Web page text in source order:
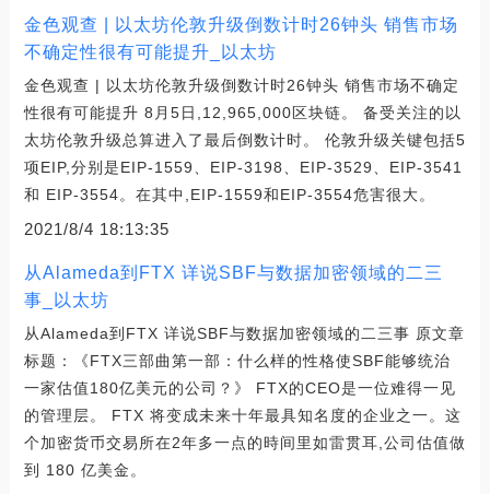
金色观查 | 以太坊伦敦升级倒数计时26钟头 销售市场
不确定性很有可能提升_以太坊
金色观查 | 以太坊伦敦升级倒数计时26钟头 销售市场不确定
性很有可能提升 8月5日,12,965,000区块链。 备受关注的以
太坊伦敦升级总算进入了最后倒数计时。 伦敦升级关键包括5
项EIP,分别是EIP-1559、EIP-3198、EIP-3529、EIP-3541
和 EIP-3554。在其中,EIP-1559和EIP-3554危害很大。
2021/8/4 18:13:35
从Alameda到FTX 详说SBF与数据加密领域的二三
事_以太坊
从Alameda到FTX 详说SBF与数据加密领域的二三事 原文章
标题：《FTX三部曲第一部：什么样的性格使SBF能够统治
一家估值180亿美元的公司？》 FTX的CEO是一位难得一见
的管理层。 ‍FTX 将变成未来十年最具知名度的企业之一。这
个加密货币交易所在2年多一点的時间里如雷贯耳,公司估值做
到 180 亿美金。